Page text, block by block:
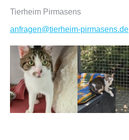
Tierheim Pirmasens
anfragen@tierheim-pirmasens.de